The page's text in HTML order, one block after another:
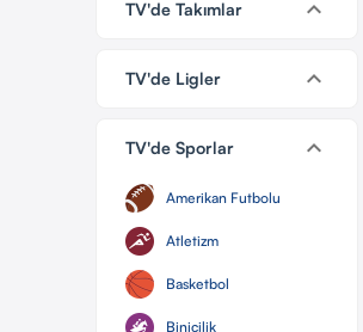
TV'de Takımlar keyboard_arrow_down
TV'de Ligler keyboard_arrow_down
TV'de Sporlar keyboard_arrow_down
Amerikan Futbolu
Atletizm
Basketbol
Binicilik